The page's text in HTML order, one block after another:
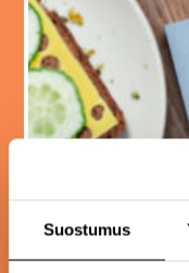
Suostumus